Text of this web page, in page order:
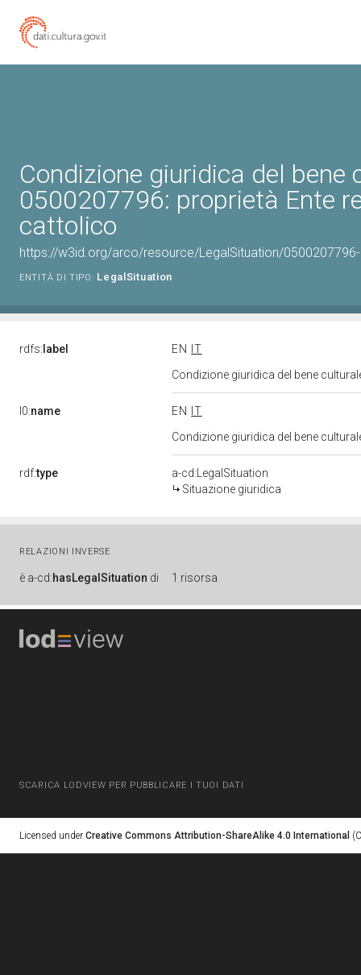
Condizione giuridica del bene
0500207796: proprietà Ente
cattolico
https://w3id.org/arco/resource/LegalSituation/
ENTITÀ DI TIPO: LegalSituation
rdfs: label EN
IT
Condizione giuridica del bene
l0:name EN
IT
Condizione giuridica del bene
rdf:type
a-cd:LegalSituation
Situazione giuridica
RELAZIONI INVERSE
è a-cd:hasLegalSituation di 1 risorsa
SCARICA LODVIEW PER PUBBLICARE I TUOI DATI
Licensed under Creative Commons Attribution-ShareAlike 4.0 International